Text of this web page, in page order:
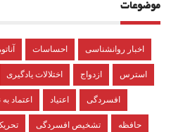
موضوعات
احساسات اخبار روانشناسی
اختلالات یادگیری ازدواج استرس
اعتماد اعتیاد افسردگی
تشخیص افسردگی حافظه